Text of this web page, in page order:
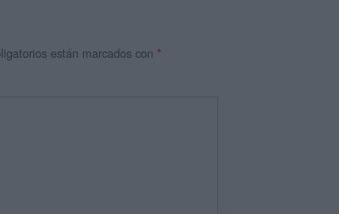
están marcados con *